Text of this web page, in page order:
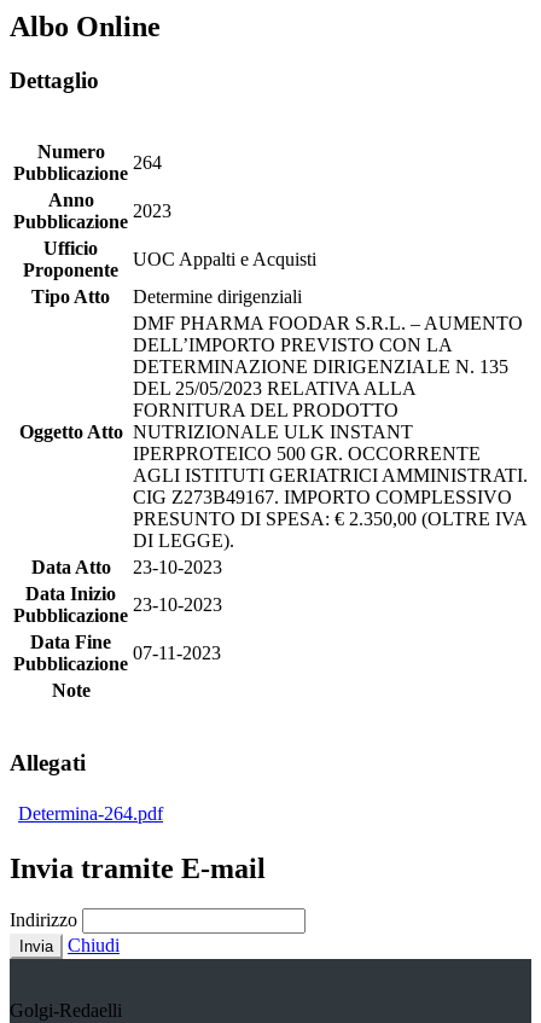
Albo Online
Dettaglio
Numero
Pubblicazione
264
Anno
Pubblicazione
2023
Ufficio
Proponente
UOC Appalti e Acquisti
Tipo Atto
Determine dirigenziali
Oggetto Atto
DMF PHARMA FOODAR S.R.L. – AUMENTO
DELL’IMPORTO PREVISTO CON LA
DETERMINAZIONE DIRIGENZIALE N. 135
DEL 25/05/2023 RELATIVA ALLA
FORNITURA DEL PRODOTTO
NUTRIZIONALE ULK INSTANT
IPERPROTEICO 500 GR. OCCORRENTE
AGLI ISTITUTI GERIATRICI AMMINISTRATI.
CIG Z273B49167. IMPORTO COMPLESSIVO
PRESUNTO DI SPESA: € 2.350,00 (OLTRE IVA
DI LEGGE).
Data Atto
23-10-2023
Data Inizio
Pubblicazione
23-10-2023
Data Fine
Pubblicazione
07-11-2023
Note
Allegati
Determina-264.pdf
Invia tramite E-mail
Indirizzo
Invia Chiudi
Golgi-Redaelli